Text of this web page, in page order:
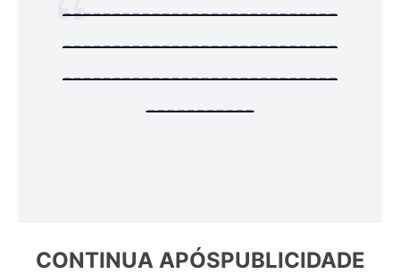
----------------------------
----------------------------
----------------------------
-----------
CONTINUA APÓSPUBLICIDADE